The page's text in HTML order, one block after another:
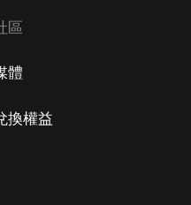
區
體
換權益